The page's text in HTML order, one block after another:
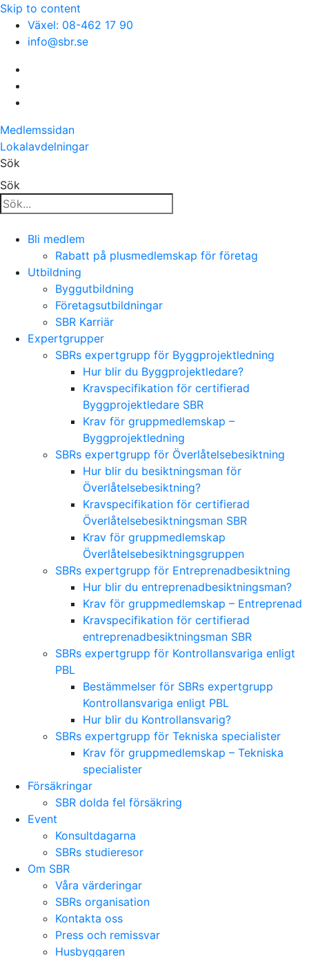
Skip to content
Växel: 08-462 17 90
info@sbr.se
Medlemssidan
Lokalavdelningar
Sök
Sök
Bli medlem
Rabatt på plusmedlemskap för företag
Utbildning
Byggutbildning
Företagsutbildningar
SBR Karriär
Expertgrupper
SBRs expertgrupp för Byggprojektledning
Hur blir du Byggprojektledare?
Kravspecifikation för certifierad
Byggprojektledare SBR
Krav för gruppmedlemskap –
Byggprojektledning
SBRs expertgrupp för Överlåtelsebesiktning
Hur blir du besiktningsman för
Överlåtelsebesiktning?
Kravspecifikation för certifierad
Överlåtelsebesiktningsman SBR
Krav för gruppmedlemskap
Överlåtelsebesiktningsgruppen
SBRs expertgrupp för Entreprenadbesiktning
Hur blir du entreprenadbesiktningsman?
Krav för gruppmedlemskap – Entreprenad
Kravspecifikation för certifierad
entreprenadbesiktningsman SBR
SBRs expertgrupp för Kontrollansvariga enligt
PBL
Bestämmelser för SBRs expertgrupp
Kontrollansvariga enligt PBL
Hur blir du Kontrollansvarig?
SBRs expertgrupp för Tekniska specialister
Krav för gruppmedlemskap – Tekniska
specialister
Försäkringar
SBR dolda fel försäkring
Event
Konsultdagarna
SBRs studieresor
Om SBR
Våra värderingar
SBRs organisation
Kontakta oss
Press och remissvar
Husbyggaren